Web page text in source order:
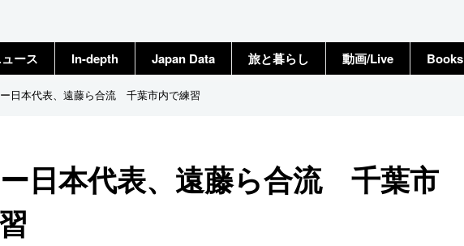
ース
プ
In-depth Japan Data 旅と暮らし 動画/Live Books
日本代表、遠藤ら合流 千葉市内で練習
日本代表、遠藤ら合流 千葉市